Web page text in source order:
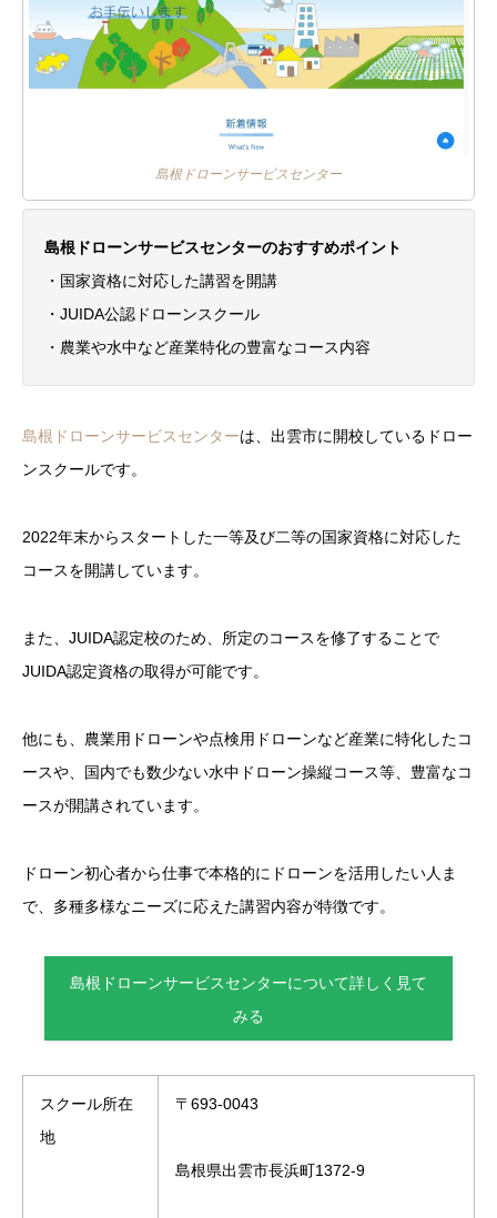
島根ドローンサービスセンター
島根ドローンサービスセンターのおすすめポイント
・国家資格に対応した講習を開講
・JUIDA公認ドローンスクール
・農業や水中など産業特化の豊富なコース内容
島根ドローンサービスセンターは、出雲市に開校しているドロー
ンスクールです。
2022年末からスタートした一等及び二等の国家資格に対応した
コースを開講しています。
また、JUIDA認定校のため、所定のコースを修了することで
JUIDA認定資格の取得が可能です。
他にも、農業用ドローンや点検用ドローンなど産業に特化したコ
ースや、国内でも数少ない水中ドローン操縦コース等、豊富なコ
ースが開講されています。
ドローン初心者から仕事で本格的にドローンを活用したい人ま
で、多種多様なニーズに応えた講習内容が特徴です。
島根ドローンサービスセンターについて詳しく見て
みる
スクール所在
地
〒693-0043
島根県出雲市長浜町1372-9